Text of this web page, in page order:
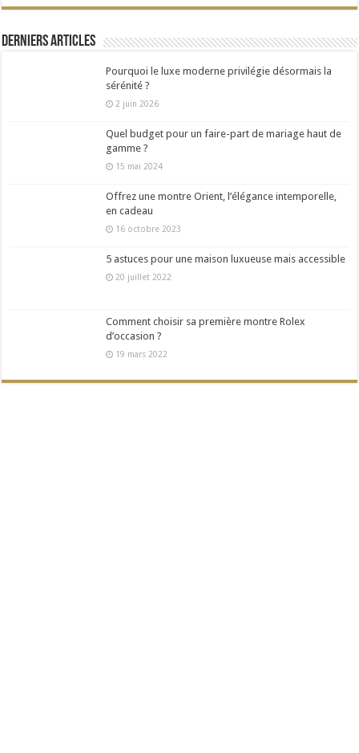
Derniers articles
Pourquoi le luxe moderne privilégie désormais la
sérénité ?
2 juin 2026
Quel budget pour un faire-part de mariage haut de
gamme ?
15 mai 2024
Offrez une montre Orient, l’élégance intemporelle,
en cadeau
16 octobre 2023
5 astuces pour une maison luxueuse mais accessible
20 juillet 2022
Comment choisir sa première montre Rolex
d’occasion ?
19 mars 2022